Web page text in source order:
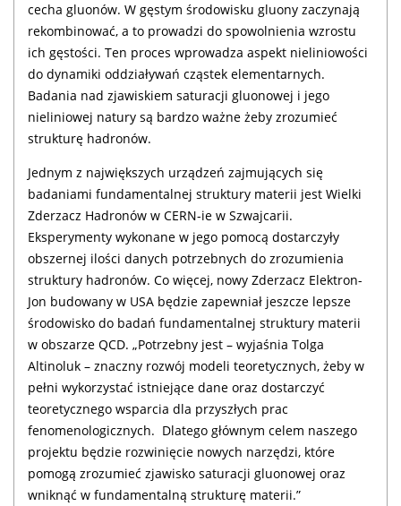
cecha gluonów. W gęstym środowisku gluony zaczynają
rekombinować, a to prowadzi do spowolnienia wzrostu
ich gęstości. Ten proces wprowadza aspekt nieliniowości
do dynamiki oddziaływań cząstek elementarnych.
Badania nad zjawiskiem saturacji gluonowej i jego
nieliniowej natury są bardzo ważne żeby zrozumieć
strukturę hadronów.
Jednym z największych urządzeń zajmujących się
badaniami fundamentalnej struktury materii jest Wielki
Zderzacz Hadronów w CERN-ie w Szwajcarii.
Eksperymenty wykonane w jego pomocą dostarczyły
obszernej ilości danych potrzebnych do zrozumienia
struktury hadronów. Co więcej, nowy Zderzacz Elektron-
Jon budowany w USA będzie zapewniał jeszcze lepsze
środowisko do badań fundamentalnej struktury materii
w obszarze QCD. „Potrzebny jest – wyjaśnia Tolga
Altinoluk – znaczny rozwój modeli teoretycznych, żeby w
pełni wykorzystać istniejące dane oraz dostarczyć
teoretycznego wsparcia dla przyszłych prac
fenomenologicznych. Dlatego głównym celem naszego
projektu będzie rozwinięcie nowych narzędzi, które
pomogą zrozumieć zjawisko saturacji gluonowej oraz
wniknąć w fundamentalną strukturę materii.”